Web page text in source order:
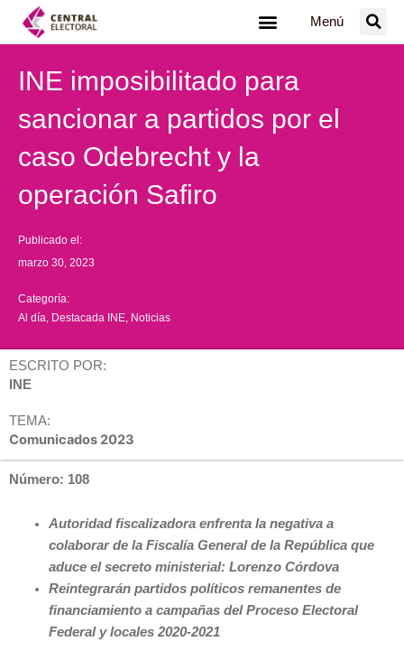
Menú
INE imposibilitado para
sancionar a partidos por el
caso Odebrecht y la
operación Safiro
Publicado el:
marzo 30, 2023
Categoría:
Al día Destacada INE Noticias
ESCRITO POR:
INE
TEMA:
Comunicados 2023
Número: 108
Autoridad fiscalizadora enfrenta la negativa a
colaborar de la Fiscalía General de la República que
aduce el secreto ministerial: Lorenzo Córdova
Reintegrarán partidos políticos remanentes de
financiamiento a campañas del Proceso Electoral
Federal y locales 2020-2021